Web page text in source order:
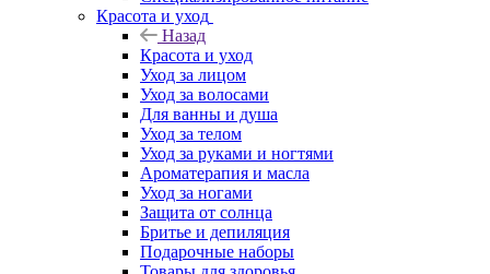
Красота и уход
Назад
Красота и уход
Уход за лицом
Уход за волосами
Для ванны и душа
Уход за телом
Уход за руками и ногтями
Ароматерапия и масла
Уход за ногами
Защита от солнца
Бритье и депиляция
Подарочные наборы